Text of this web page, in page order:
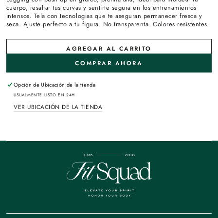
cuerpo, resaltar tus curvas y sentirte segura en los entrenamientos
intensos. Tela con tecnologias que te aseguran permanecer fresca y
seca. Ajuste perfecto a tu figura. No transparenta. Colores resistentes.
AGREGAR AL CARRITO
COMPRAR AHORA
Opción deUbicación de la tienda
USUALMENTE LISTO EN 24H
VER UBICACIÓN DE LA TIENDA